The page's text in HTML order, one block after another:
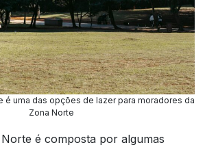
é uma das opções de lazer para moradores da
Zona Norte
é composta por algumas